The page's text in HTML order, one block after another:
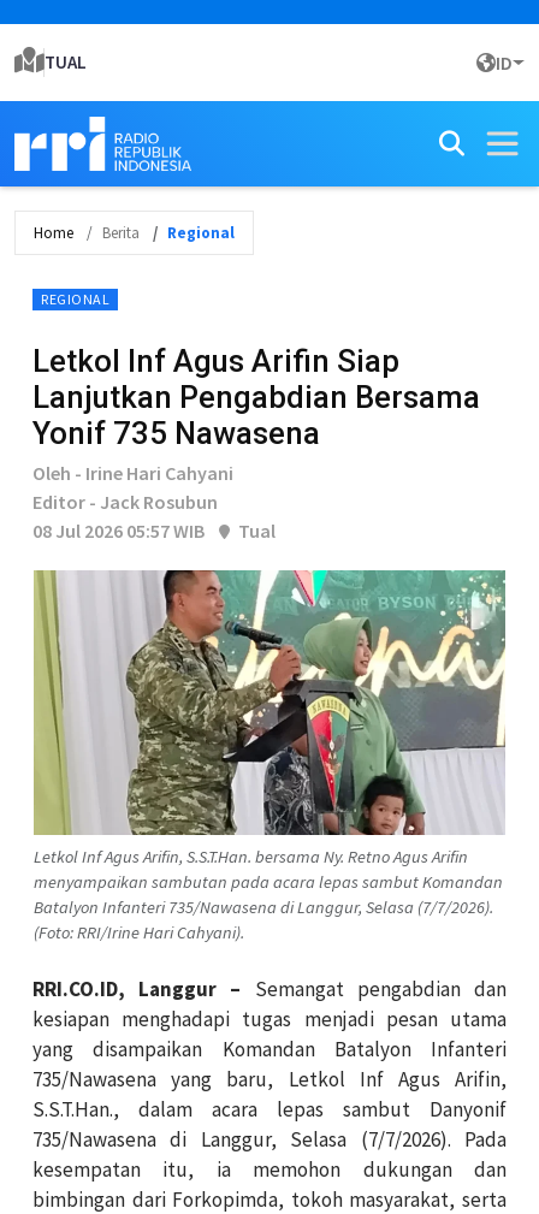
TUAL ID
Home Berita Regional
REGIONAL
Letkol Inf Agus Arifin Siap
Lanjutkan Pengabdian Bersama
Yonif 735 Nawasena
Oleh - Irine Hari Cahyani
Editor - Jack Rosubun
08 Jul 2026 05:57 WIB
Tual
Letkol Inf Agus Arifin, S.S.T.Han. bersama Ny. Retno Agus Arifin
menyampaikan sambutan pada acara lepas sambut Komandan
Batalyon Infanteri 735/Nawasena di Langgur, Selasa (7/7/2026).
(Foto: RRI/Irine Hari Cahyani).
RRI.CO.ID, Langgur – Semangat pengabdian dan
kesiapan menghadapi tugas menjadi pesan utama
yang disampaikan Komandan Batalyon Infanteri
735/Nawasena yang baru, Letkol Inf Agus Arifin,
S.S.T.Han., dalam acara lepas sambut Danyonif
735/Nawasena di Langgur, Selasa (7/7/2026). Pada
kesempatan itu, ia memohon dukungan dan
bimbingan dari Forkopimda, tokoh masyarakat, serta